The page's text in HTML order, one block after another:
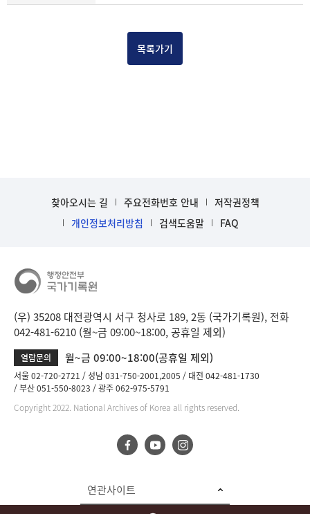
목록가기
찾아오시는 길 주요전화번호 안내
저작권정책
개인정보처리방침
검색도움말 FAQ
(우) 35208 대전광역시 서구 청사로 189, 2동 (국가기록원), 전화
042-481-6210 (월~금 09:00~18:00, 공휴일 제외)
열람문의 월~금 09:00~18:00(공휴일 제외)
서울 02-720-2721 성남 031-750-2001,2005
대전 042-481-1730
부산 051-550-8023
광주 062-975-5791
Copyright 2022. National Archives of Korea all rights reserved.
연관사이트